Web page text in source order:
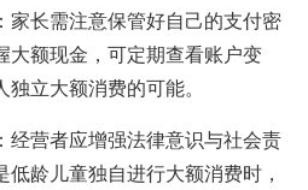
长需注意保管好自己的支付密
大额现金，可定期查看账户变
立大额消费的可能。
营者应增强法律意识与社会责
龄儿童独自进行大额消费时，